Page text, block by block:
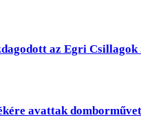
az Egri Csillagok
avattak